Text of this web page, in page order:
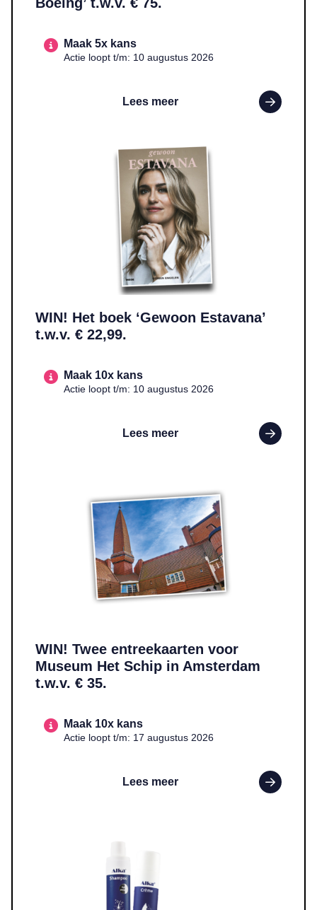
Maak 5x kans
Actie loopt t/m: 10 augustus 2026
Lees meer
WIN! Het boek ‘Gewoon Estavana’
t.w.v. € 22,99.
Maak 10x kans
Actie loopt t/m: 10 augustus 2026
Lees meer
WIN! Twee entreekaarten voor
Museum Het Schip in Amsterdam
t.w.v. € 35.
Maak 10x kans
Actie loopt t/m: 17 augustus 2026
Lees meer